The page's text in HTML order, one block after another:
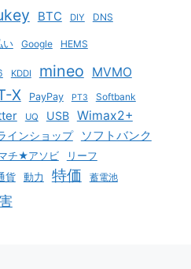
BTC DIY DNS
い Google HEMS
KDDI mineo MVMO
X PayPay PT3 Softbank
UQ USB Wimax2+
インショップ ソフトバンク
チ★アソビ
リーフ
貨 動力 特価 蓄電池